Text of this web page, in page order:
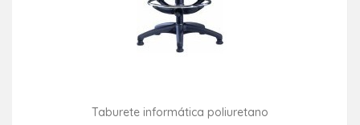
Taburete informática poliuretano